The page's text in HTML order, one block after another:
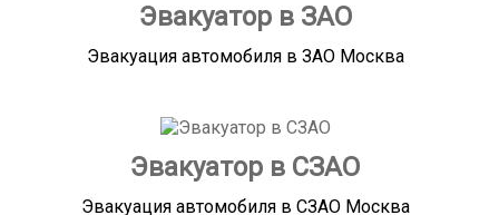
Эвакуатор в ЗАО
Эвакуация автомобиля в ЗАО Москва
Эвакуатор в СЗАО
Эвакуация автомобиля в СЗАО Москва